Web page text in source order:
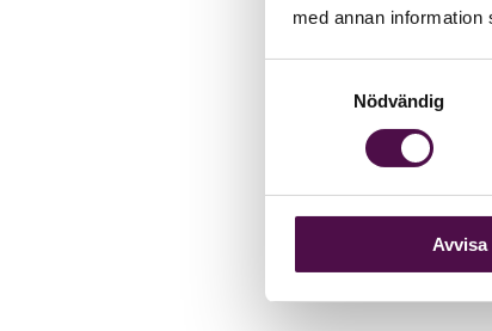
med annan
Nödvändig
Avvisa